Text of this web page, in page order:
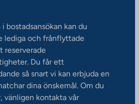
bostadsansökan kan du
lediga och frånflyttade
reserverade
Du får ett
så snart vi kan erbjuda en
dina önskemål. Om du
vänligen kontakta vår